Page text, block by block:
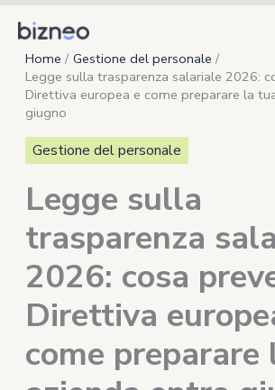
contenuto
Home
Gestione del personale
Legge sulla trasparenza salariale 2026:
Direttiva europea e come preparare la
giugno
Gestione del personale
Legge sulla
trasparenza
2026: cosa
Direttiva
come preparare